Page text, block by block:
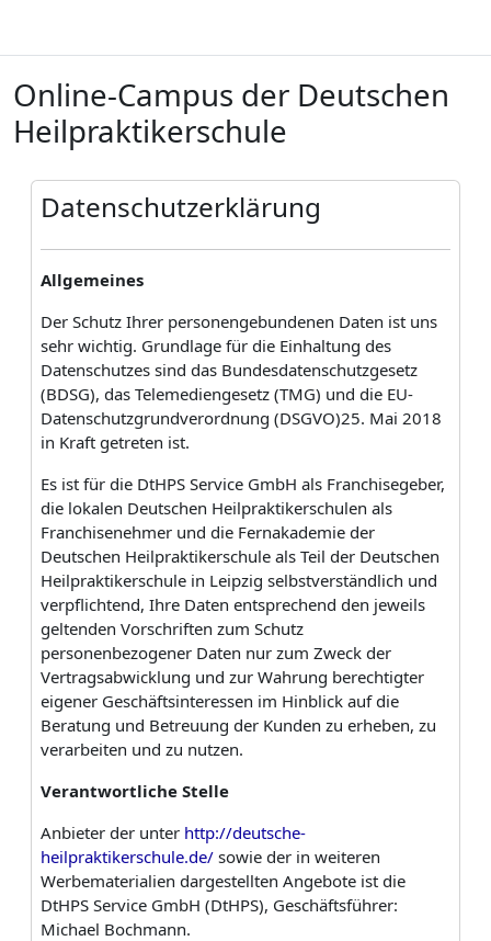
Online-Campus der Deutschen
Heilpraktikerschule
Datenschutzerklärung
Allgemeines
Der Schutz Ihrer personengebundenen Daten ist uns
sehr wichtig. Grundlage für die Einhaltung des
Datenschutzes sind das Bundesdatenschutzgesetz
(BDSG), das Telemediengesetz (TMG) und die EU-
Datenschutzgrundverordnung (DSGVO)25. Mai 2018
in Kraft getreten ist.
Es ist für die DtHPS Service GmbH als Franchisegeber,
die lokalen Deutschen Heilpraktikerschulen als
Franchise­nehmer und die Fernakademie der
Deutschen Heilpraktikerschule als Teil der Deutschen
Heilpraktikerschule in Leipzig selbstverständlich und
verpflichtend, Ihre Daten entsprechend den jeweils
geltenden Vorschriften zum Schutz
personenbezogener Daten nur zum Zweck der
Vertragsabwicklung und zur Wahrung berechtigter
eigener Geschäftsinteressen im Hinblick auf die
Beratung und Betreuung der Kunden zu erheben, zu
verarbeiten und zu nutzen.
Verantwortliche Stelle
Anbieter der unter http://deutsche-
heilpraktikerschule.de/ sowie der in weiteren
Werbematerialien dargestellten Angebote ist die
DtHPS Service GmbH (DtHPS), Geschäftsführer:
Michael Bochmann.